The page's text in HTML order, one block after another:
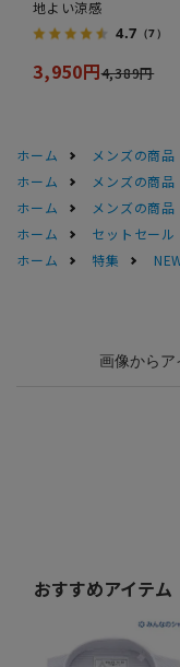
地よい涼感
4.7 （7）
3,950円4,389円
ホーム メンズの商品
ホーム
メンズの商品
ホーム
メンズの商品
ホーム
セットセール
ホーム
特集